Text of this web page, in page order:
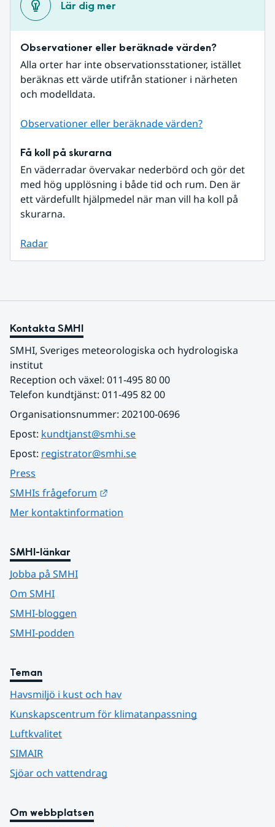
Lär dig mer
Observationer eller beräknade värden?
Alla orter har inte observationsstationer, istället
beräknas ett värde utifrån stationer i närheten
och modelldata.
Observationer eller beräknade värden?
Få koll på skurarna
En väderradar övervakar nederbörd och gör det
med hög upplösning i både tid och rum. Den är
ett värdefullt hjälpmedel när man vill ha koll på
skurarna.
Radar
Kontakta SMHI
SMHI, Sveriges meteorologiska och hydrologiska
institut
Reception och växel: 011-495 80 00
Telefon kundtjänst: 011-495 82 00
Organisationsnummer: 202100-0696
Epost: kundtjanst@smhi.se
Epost: registrator@smhi.se
Press
SMHIs frågeforum
Mer kontaktinformation
SMHI-länkar
Jobba på SMHI
Om SMHI
SMHI-bloggen
SMHI-podden
Teman
Havsmiljö i kust och hav
Kunskapscentrum för klimatanpassning
Luftkvalitet
SIMAIR
Sjöar och vattendrag
Om webbplatsen